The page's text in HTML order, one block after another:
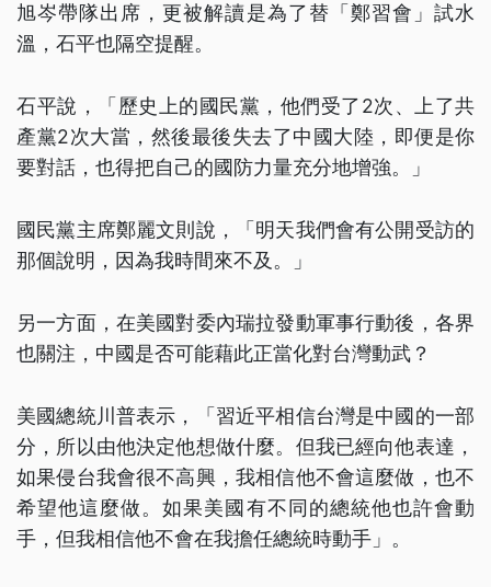
旭岑帶隊出席，更被解讀是為了替「鄭習會」試水
溫，石平也隔空提醒。
石平說，「歷史上的國民黨，他們受了2次、上了共
產黨2次大當，然後最後失去了中國大陸，即便是你
要對話，也得把自己的國防力量充分地增強。」
國民黨主席鄭麗文則說，「明天我們會有公開受訪的
那個說明，因為我時間來不及。」
另一方面，在美國對委內瑞拉發動軍事行動後，各界
也關注，中國是否可能藉此正當化對台灣動武？
美國總統川普表示，「習近平相信台灣是中國的一部
分，所以由他決定他想做什麼。但我已經向他表達，
如果侵台我會很不高興，我相信他不會這麼做，也不
希望他這麼做。如果美國有不同的總統他也許會動
手，但我相信他不會在我擔任總統時動手」。